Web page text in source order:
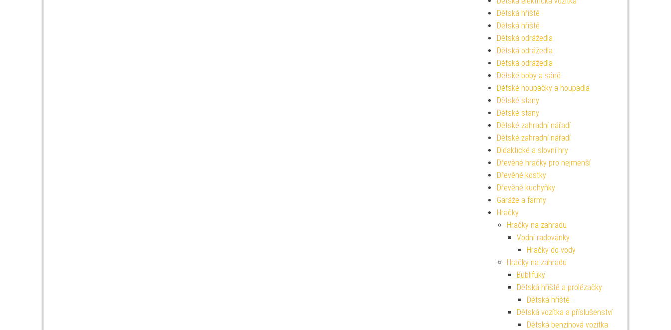
Dětská hřiště
Dětská hřiště
Dětská odrážedla
Dětská odrážedla
Dětská odrážedla
Dětské boby a sáně
Dětské houpačky a houpadla
Dětské stany
Dětské stany
Dětské zahradní nářadí
Dětské zahradní nářadí
Didaktické a slovní hry
Dřevěné hračky pro nejmenší
Dřevěné kostky
Dřevěné kuchyňky
Garáže a farmy
Hračky
Hračky na zahradu
Vodní radovánky
Hračky do vody
Hračky na zahradu
Bublifuky
Dětská hřiště a prolézačky
Dětská hřiště
Dětská vozítka a příslušenství
Dětská benzínová vozítka